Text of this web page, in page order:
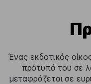
Ένας εκδοτικός
πρότυπά του σε
μεταφράζεται σε